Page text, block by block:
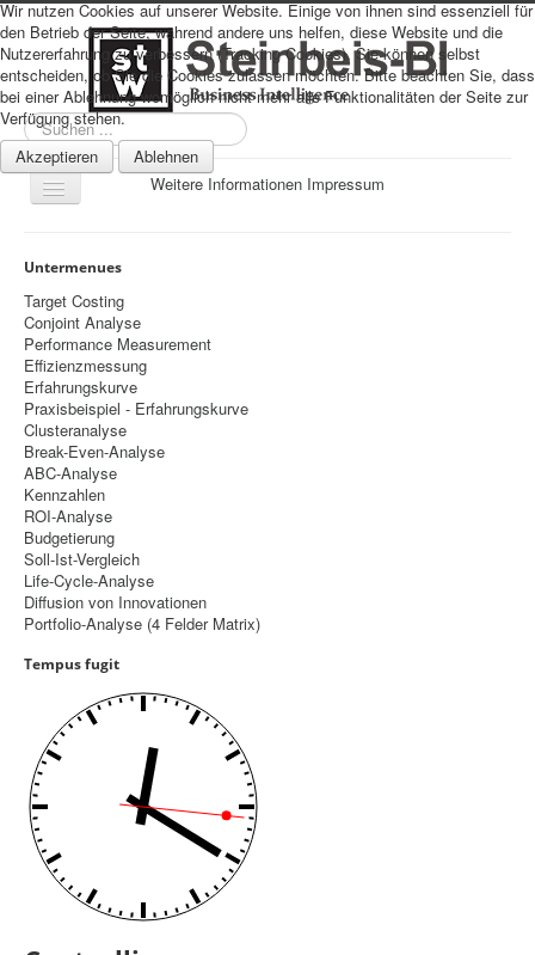
Suchen
...
Navigation
an/aus
Datenschutz
Impressum
Home
Prognosen
Beratung
Management
Controlling
Balanced Scorecard
Benchmarking
Hoshin-Kanri
Kommunikation
Entscheidungsregeln
Aktuelle Seite:
Untermenues
Target Costing
Conjoint Analyse
Performance Measurement
Effizienzmessung
Erfahrungskurve
Praxisbeispiel - Erfahrungskurve
Clusteranalyse
Break-Even-Analyse
ABC-Analyse
Kennzahlen
ROI-Analyse
Budgetierung
Soll-Ist-Vergleich
Life-Cycle-Analyse
Diffusion von Innovationen
Portfolio-Analyse (4 Felder Matrix)
Tempus fugit
Wir nutzen Cookies auf unserer Website. Einige von ihnen sind essenziell für
den Betrieb der Seite, während andere uns helfen, diese Website und die
Nutzererfahrung zu verbessern (Tracking Cookies). Sie können selbst
entscheiden, ob Sie die Cookies zulassen möchten. Bitte beachten Sie, dass
bei einer Ablehnung womöglich nicht mehr alle Funktionalitäten der Seite zur
Verfügung stehen.
Akzeptieren
Ablehnen
Weitere Informationen Impressum